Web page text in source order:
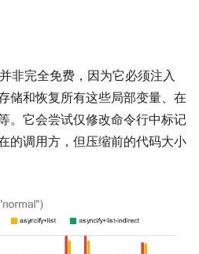
非完全免费，因为它必须注入
储和恢复所有这些局部变量、在
。它会尝试仅修改命令行中标记
的调用方，但压缩前的代码大小